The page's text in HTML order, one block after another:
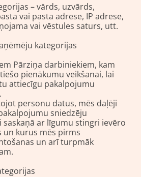
– vārds, uzvārds,
vai pasta adrese, IP adrese,
vai vēstules saturs, utt.
kategorijas
Pārziņa darbiniekiem, kam
pienākumu veikšanai, lai
attiecīgu pakalpojumu
personu datus, mēs daļēji
sniedzēju
ar līgumu stingri ievēro
kurus mēs pirms
un arī turpmāk